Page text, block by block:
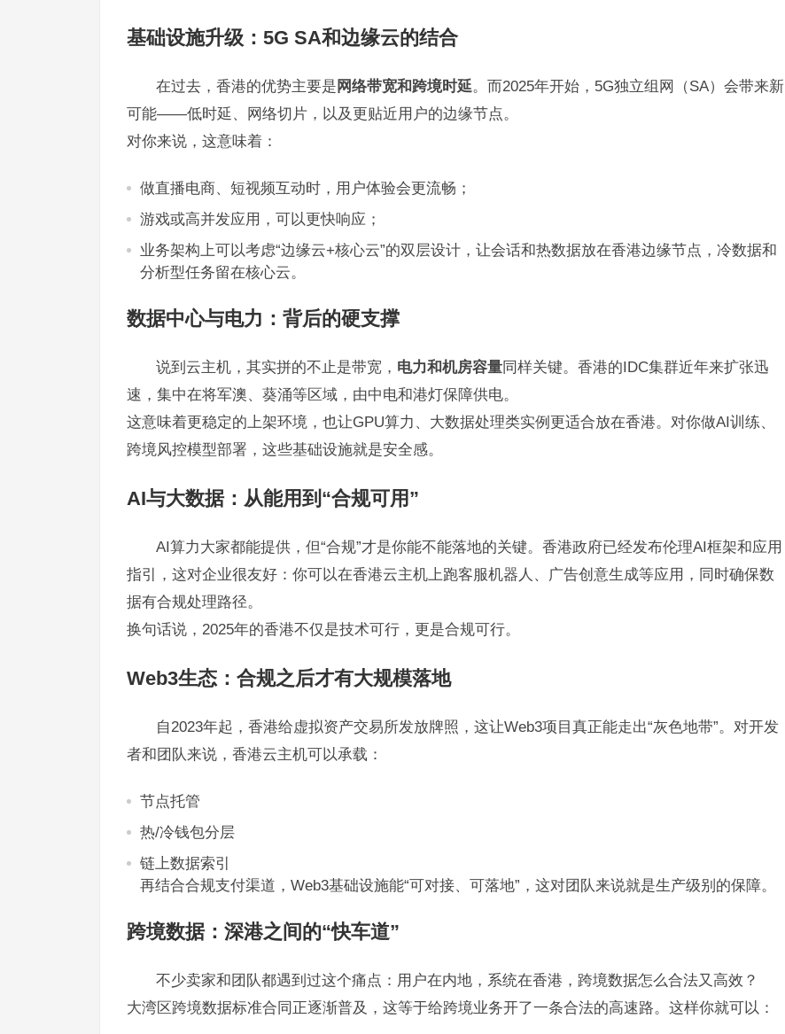
基础设施升级：5G SA和边缘云的结合
在过去，香港的优势主要是 网络带宽和跨境时延。而2025年开始，5G独立组网（SA）会带来新
可能——低时延、网络切片，以及更贴近用户的边缘节点。
对你来说，这意味着：
做直播电商、短视频互动时，用户体验会更流畅；
游戏或高并发应用，可以更快响应；
业务架构上可以考虑“边缘云+核心云”的双层设计，让会话和热数据放在香港边缘节点，冷数据和
分析型任务留在核心云。
数据中心与电力：背后的硬支撑
说到云主机，其实拼的不止是带宽， 电力和机房容量同样关键。香港的IDC集群近年来扩张迅
速，集中在将军澳、葵涌等区域，由中电和港灯保障供电。
这意味着更稳定的上架环境，也让GPU算力、大数据处理类实例更适合放在香港。对你做AI训练、
跨境风控模型部署，这些基础设施就是安全感。
AI与大数据：从能用到“合规可用”
AI算力大家都能提供，但“合规”才是你能不能落地的关键。香港政府已经发布伦理AI框架和应用
指引，这对企业很友好：你可以在香港云主机上跑客服机器人、广告创意生成等应用，同时确保数
据有合规处理路径。
换句话说，2025年的香港不仅是技术可行，更是合规可行。
Web3生态：合规之后才有大规模落地
自2023年起，香港给虚拟资产交易所发放牌照，这让Web3项目真正能走出“灰色地带”。对开发
者和团队来说，香港云主机可以承载：
节点托管
热/冷钱包分层
链上数据索引
再结合合规支付渠道，Web3基础设施能“可对接、可落地”，这对团队来说就是生产级别的保障。
跨境数据：深港之间的“快车道”
不少卖家和团队都遇到过这个痛点：用户在内地，系统在香港，跨境数据怎么合法又高效？
大湾区跨境数据标准合同正逐渐普及，这等于给跨境业务开了一条合法的高速路。这样你就可以：